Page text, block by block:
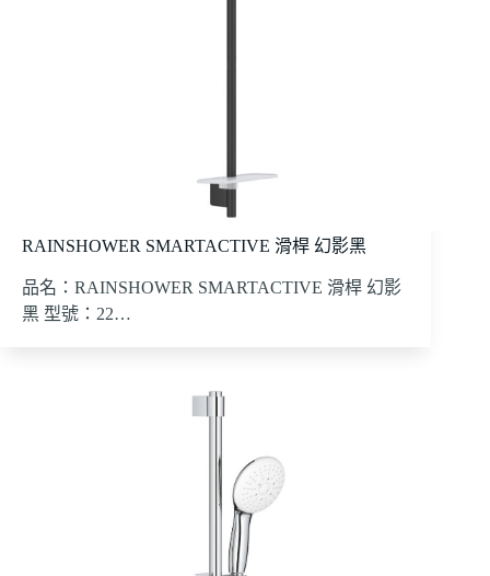
RAINSHOWER SMARTACTIVE 滑桿 幻影黑
品名：RAINSHOWER SMARTACTIVE 滑桿 幻影
黑 型號：22…